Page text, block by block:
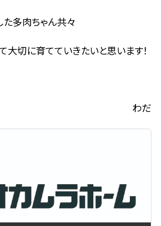
た多肉ちゃん共々
大切に育てていきたいと思います！
わだ